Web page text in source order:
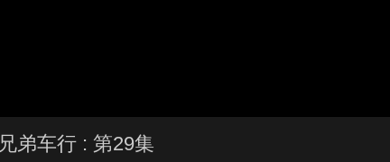
兄弟车行 : 第29集